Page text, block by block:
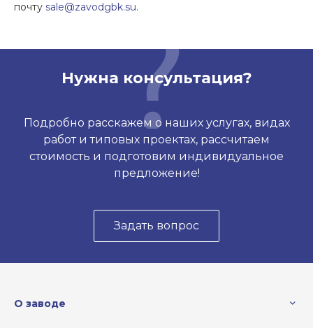
почту sale@zavodgbk.su.
Нужна консультация?
Подробно расскажем о наших услугах, видах
работ и типовых проектах, рассчитаем
стоимость и подготовим индивидуальное
предложение!
Задать вопрос
О заводе